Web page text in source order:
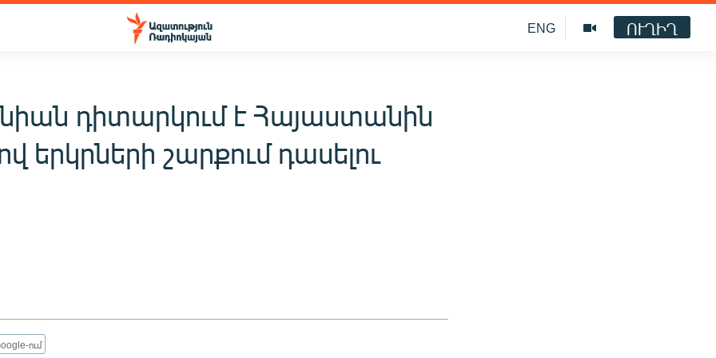
ENG ՈՒՂԻՂ
դիտարկում է Հայաստանին
երկրների շարքում դասելու
ում